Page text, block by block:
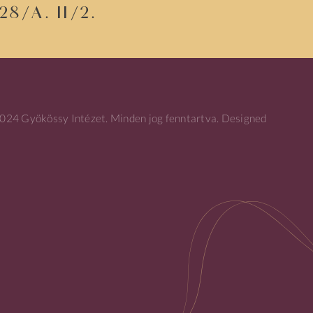
a. II/2.
Gyökössy Intézet. Minden jog fenntartva. Designed